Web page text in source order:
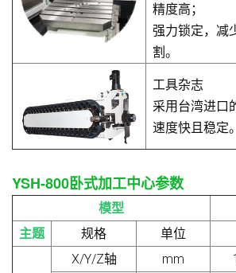
精度高；
强力锁定，减
割。
工具杂志
采用台湾进口
速度快且稳定。
YSH-800卧式加工中心参数
模型
主题
规格
单位
X/Y/Z轴
mm